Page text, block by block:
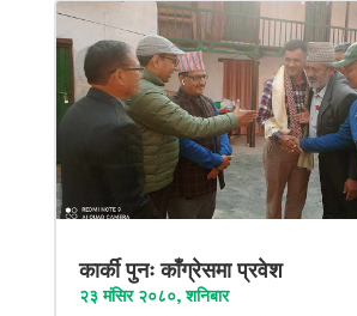
कार्की पुनः काँग्रेसमा प्रवेश
२३ मंसिर २०८०, शनिबार